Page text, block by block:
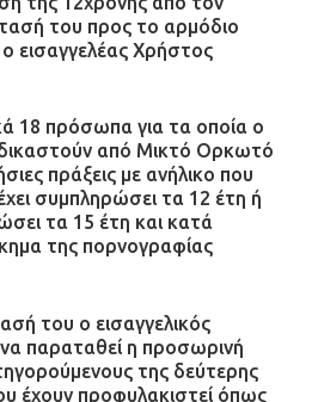
κατά του 20χρονου
«υπεύθυνο» για την
διακοπή ρεύματος στη
| 11:12
– Ήχησε το 112
| 09:19
του προς το αρμόδιο
εισαγγελέας Χρήστος
18 πρόσωπα για τα οποία ο
δικαστούν από Μικτό Ορκωτό
πράξεις με ανήλικο που
συμπληρώσει τα 12 έτη ή
τα 15 έτη και κατά
της πορνογραφίας
του ο εισαγγελικός
να παραταθεί η προσωρινή
της δεύτερης
έχουν προφυλακιστεί όπως